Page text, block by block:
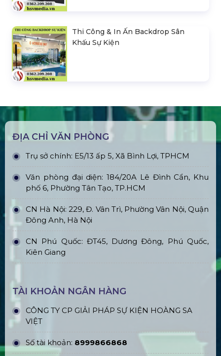
Thi Công & In Ấn Backdrop Sân
Khấu Sự Kiện
ĐỊA CHỈ VĂN PHÒNG
Trụ sở chính: E5/13 ấp 5, Xã Bình Lợi, TPHCM
Văn phòng đại diện: 184/20A Lê Đình Cẩn, Khu
phố 6, Phường Tân Tạo, TP.HCM
CN Hà Nội: 229, Đ. Vân Trì, Phường Vân Nội, Quận
Đông Anh, Hà Nội
CN Phú Quốc: ĐT45, Dương Đông, Phú Quốc,
Kiên Giang
TÀI KHOẢN NGÂN HÀNG
CÔNG TY CP GIẢI PHÁP SỰ KIỆN HOÀNG SA
VIỆT
Số tài khoản: 8999866868